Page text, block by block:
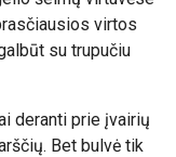
virtos
su trupučiu
deranti prie įvairių
Bet bulvė tik